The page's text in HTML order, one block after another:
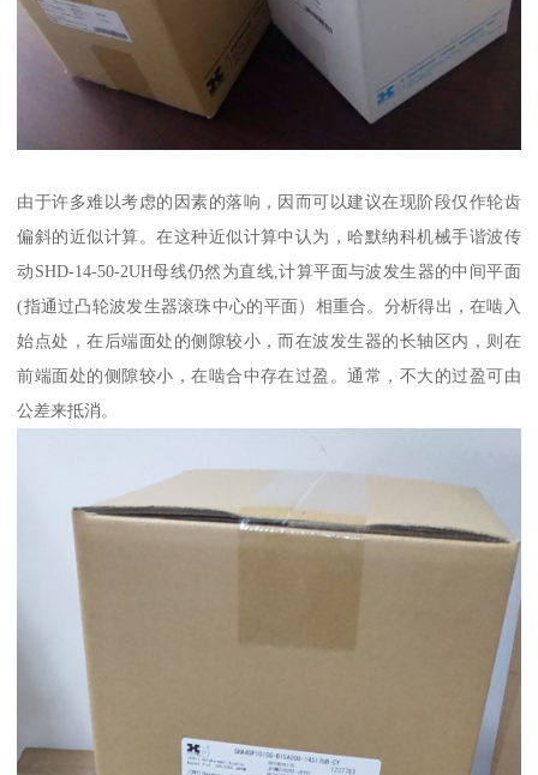
由于许多难以考虑的因素的落响，因而可以建议在现阶段仅作轮齿
偏斜的近似计算。在这种近似计算中认为，哈默纳科机械手谐波传
动SHD-14-50-2UH母线仍然为直线,计算平面与波发生器的中间平面
(指通过凸轮波发生器滚珠中心的平面）相重合。分析得出，在啮入
始点处，在后端面处的侧隙较小，而在波发生器的长轴区内，则在
前端面处的侧隙较小，在啮合中存在过盈。通常，不大的过盈可由
公差来抵消。